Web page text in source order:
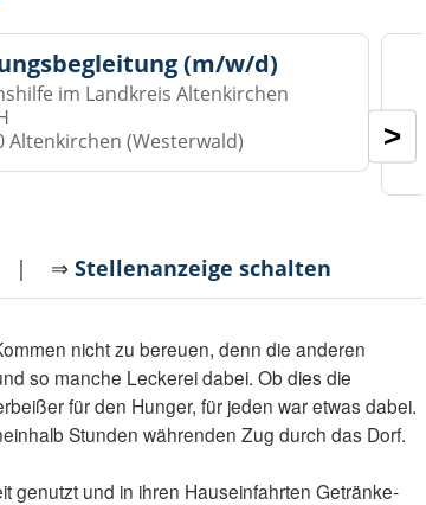
(m/w/d)
im Landkreis Altenkirchen
Altenkirchen (Westerwald)
>
| ⇒Stellenanzeige schalten
nicht zu bereuen, denn die anderen
so manche Leckerei dabei. Ob dies die
für den Hunger, für jeden war etwas dabei.
Stunden währenden Zug durch das Dorf.
genutzt und in ihren Hauseinfahrten Getränke-